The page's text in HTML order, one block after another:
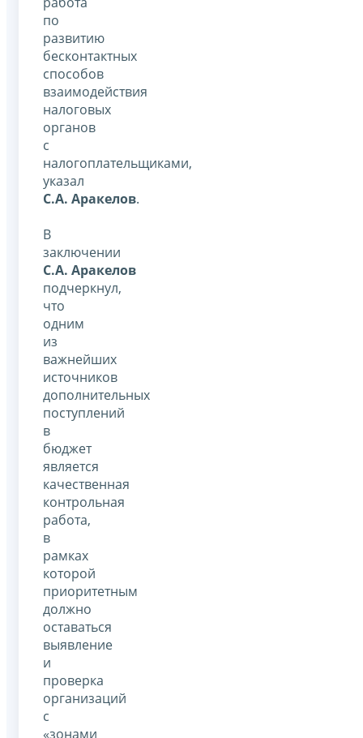
по
развитию
бесконтактных
способов
взаимодействия
налоговых
органов
с
налогоплательщиками,
указал
С.А. Аракелов.
В
заключении
С.А. Аракелов
подчеркнул,
что
одним
из
важнейших
источников
дополнительных
поступлений
в
бюджет
является
качественная
контрольная
работа,
в
рамках
которой
приоритетным
должно
оставаться
выявление
и
проверка
организаций
с
«зонами